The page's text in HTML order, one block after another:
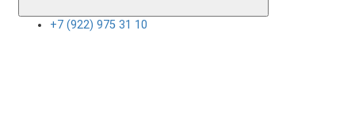
+7 (922) 975 31 10